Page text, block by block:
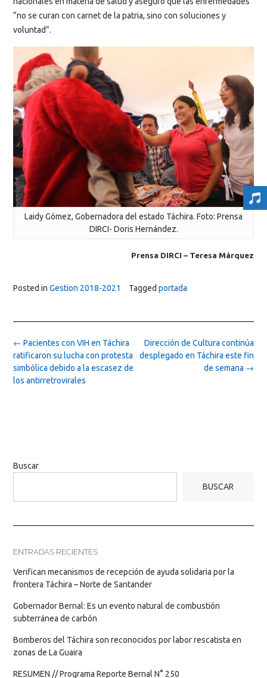
“no se curan con carnet de la patria, sino con soluciones y
voluntad”.
Laidy Gómez, Gobernadora del estado Táchira. Foto: Prensa
DIRCI- Doris Hernández.
Prensa DIRCI – Teresa Márquez
Posted in Gestion 2018-2021 Tagged portada
Post
navigation
Dirección de Cultura continúa
desplegado en Táchira este fin
de semana →
← Pacientes con VIH en Táchira
ratificaron su lucha con protesta
simbólica debido a la escasez de
los antirretrovirales
Buscar
BUSCAR
ENTRADAS RECIENTES
Verifican mecanismos de recepción de ayuda solidaria por la
frontera Táchira – Norte de Santander
Gobernador Bernal: Es un evento natural de combustión
subterránea de carbón
Bomberos del Táchira son reconocidos por labor rescatista en
zonas de La Guaira
RESUMEN // Programa Reporte Bernal N° 250